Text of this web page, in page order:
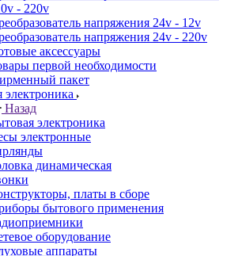
- 220v
напряжения 24v - 12v
напряжения 24v - 220v
аксессуары
первой необходимости
пакет
электроника
Назад
электроника
электронные
динамическая
платы в сборе
бытового применения
оборудование
аппараты